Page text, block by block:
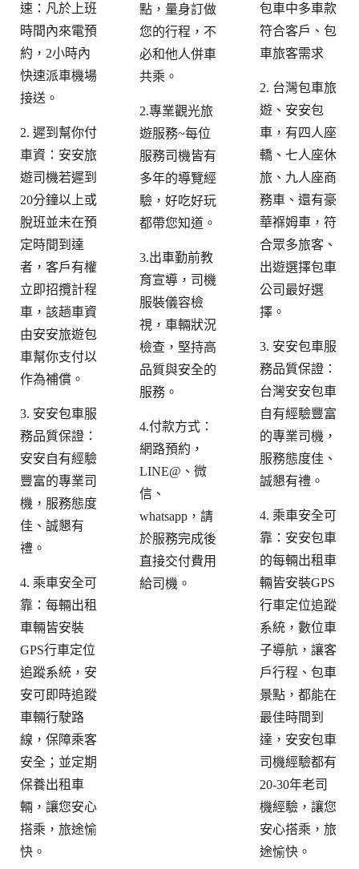
速：凡於上班
時間內來電預
約，2小時內
快速派車機場
接送。
2. 遲到幫你付
車資：安安旅
遊司機若遲到
20分鐘以上或
脫班並未在預
定時間到達
者，客戶有權
立即招攬計程
車，該趟車資
由安安旅遊包
車幫你支付以
作為補償。
3. 安安包車服
務品質保證：
安安自有經驗
豐富的專業司
機，服務態度
佳、誠懇有
禮。
4. 乘車安全可
靠：每輛出租
車輛皆安裝
GPS行車定位
追蹤系統，安
安可即時追蹤
車輛行駛路
線，保障乘客
安全；並定期
保養出租車
輛，讓您安心
搭乘，旅途愉
快。
點，量身訂做
您的行程，不
必和他人併車
共乘。
2.專業觀光旅
遊服務~每位
服務司機皆有
多年的導覽經
驗，好吃好玩
都帶您知道。
3.出車勤前教
育宣導，司機
服裝儀容檢
視，車輛狀況
檢查，堅持高
品質與安全的
服務。
4.付款方式：
網路預約，
LINE@、微
信、
whatsapp，請
於服務完成後
直接交付費用
給司機。
包車中多車款
符合客戶、包
車旅客需求
2. 台灣包車旅
遊、安安包
車，有四人座
轎、七人座休
旅、九人座商
務車、還有豪
華褓姆車，符
合眾多旅客、
出遊選擇包車
公司最好選
擇。
3. 安安包車服
務品質保證：
台灣安安包車
自有經驗豐富
的專業司機，
服務態度佳、
誠懇有禮。
4. 乘車安全可
靠：安安包車
的每輛出租車
輛皆安裝GPS
行車定位追蹤
系統，數位車
子導航，讓客
戶行程、包車
景點，都能在
最佳時間到
達，安安包車
司機經驗都有
20-30年老司
機經驗，讓您
安心搭乘，旅
途愉快。